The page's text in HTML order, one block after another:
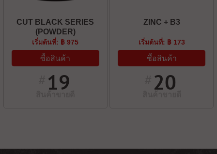
CUT BLACK SERIES
(POWDER)
เริ่มต้นที่: ฿ 975
ซื้อสินค้า
19
ZINC + B3
เริ่มต้นที่: ฿ 173
ซื้อสินค้า
20